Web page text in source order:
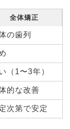
全体矯正
の歯列
（1〜3年）
的な改善
次第で安定